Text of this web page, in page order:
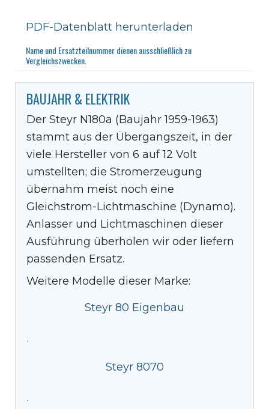
PDF-Datenblatt herunterladen
Name und Ersatzteilnummer dienen ausschließlich zu
Vergleichszwecken.
BAUJAHR & ELEKTRIK
Der Steyr N180a (Baujahr 1959-1963)
stammt aus der Übergangszeit, in der
viele Hersteller von 6 auf 12 Volt
umstellten; die Stromerzeugung
übernahm meist noch eine
Gleichstrom-Lichtmaschine (Dynamo).
Anlasser und Lichtmaschinen dieser
Ausführung überholen wir oder liefern
passenden Ersatz.
Weitere Modelle dieser Marke:
Steyr 80 Eigenbau
·
Steyr 8070
·